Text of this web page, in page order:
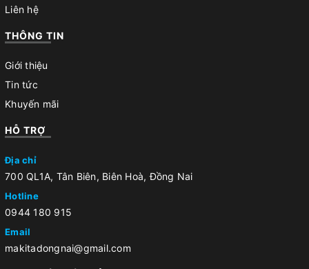
Liên hệ
THÔNG TIN
Giới thiệu
Tin tức
Khuyến mãi
HỖ TRỢ
Địa chỉ
700 QL1A, Tân Biên, Biên Hoà, Đồng Nai
Hotline
0944 180 915
Email
makitadongnai@gmail.com